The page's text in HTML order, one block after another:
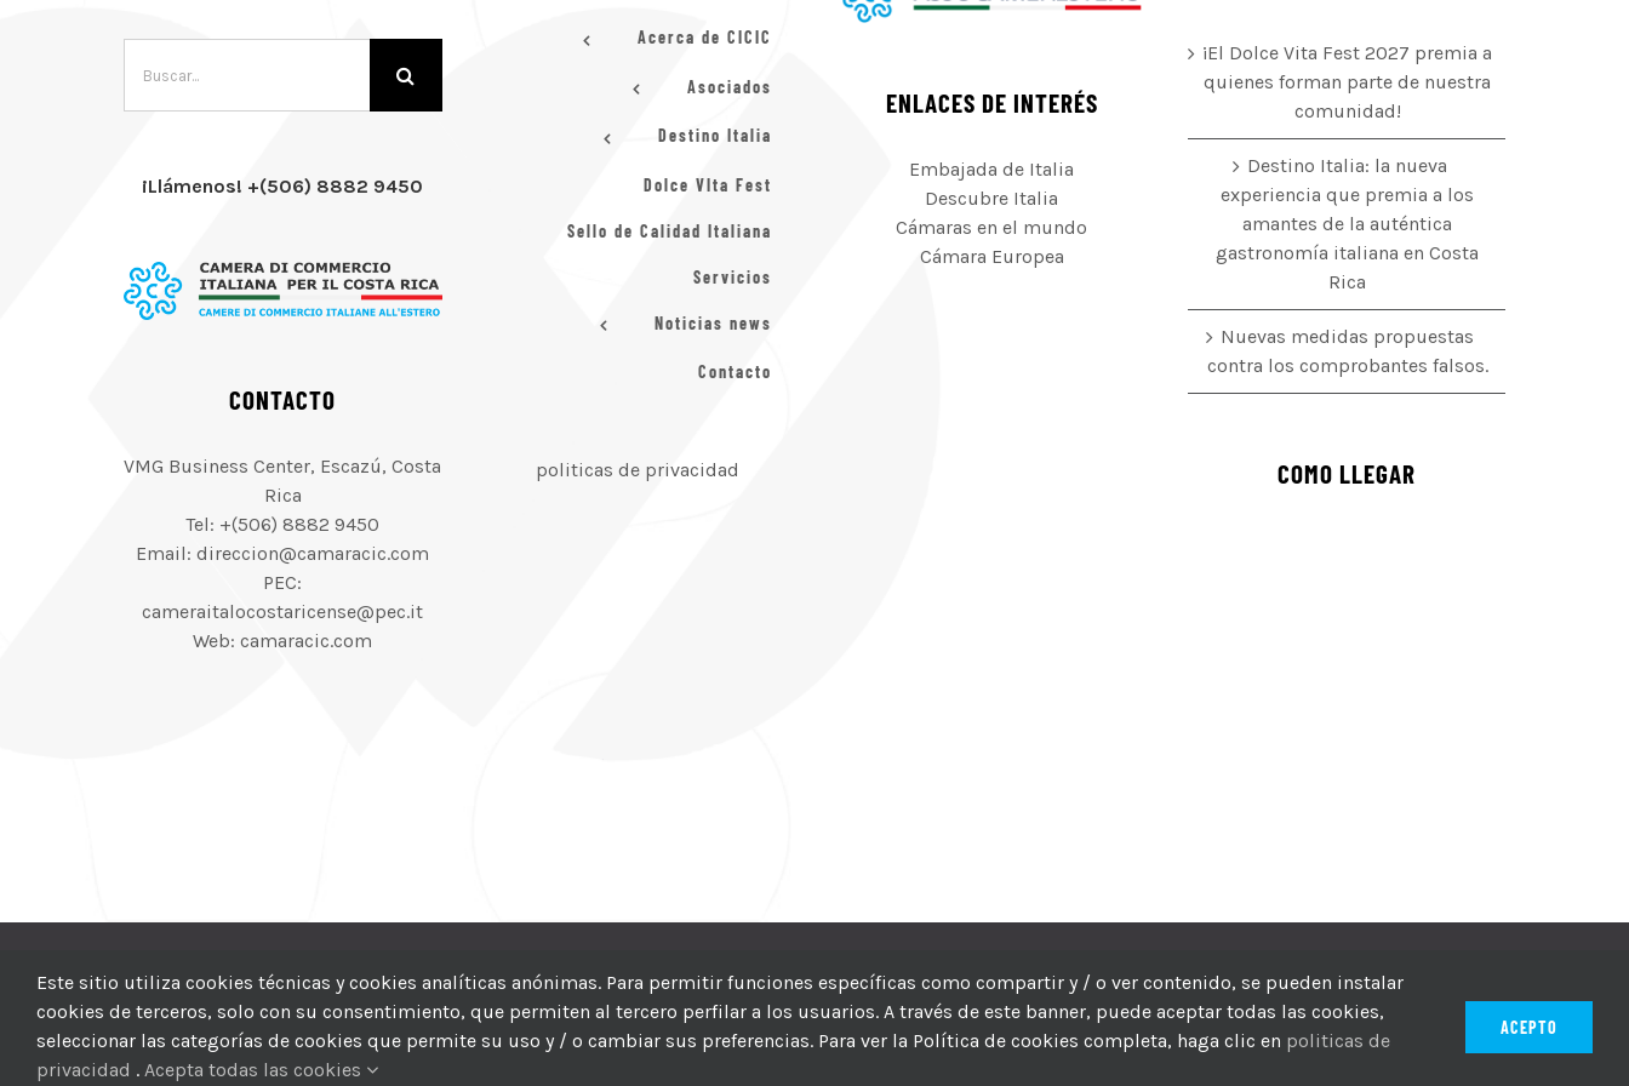
¡Llámenos! +(506) 8882 9450
CONTACTO
VMG Business Center, Escazú, Costa
Rica
Tel: +(506) 8882 9450
Email: direccion@camaracic.com
PEC:
cameraitalocostaricense@pec.it
Web: camaracic.com
Acerca de CICIC
Asociados
Destino Italia
Dolce VIta Fest
Sello de Calidad Italiana
Servicios
Noticias news
Contacto
politicas de privacidad
ENLACES DE INTERÉS
Embajada de Italia
Descubre Italia
Cámaras en el mundo
Cámara Europea
¡El Dolce Vita Fest 2027 premia a
quienes forman parte de nuestra
comunidad!
Destino Italia: la nueva
experiencia que premia a los
amantes de la auténtica
gastronomía italiana en Costa
Rica
Nuevas medidas propuestas
contra los comprobantes falsos.
COMO LLEGAR
© 2012–2025 | CICIC Hosting Para PYMES MBAGIO.COM | Todos los derechos reservados
FacebookTwitter YouTubeInstagramWhatsAppLinkedInCorreo
electrónico
Este sitio utiliza cookies técnicas y cookies analíticas anónimas. Para permitir funciones específicas como compartir y / o ver contenido, se pueden instalar
cookies de terceros, solo con su consentimiento, que permiten al tercero perfilar a los usuarios. A través de este banner, puede aceptar todas las cookies,
seleccionar las categorías de cookies que permite su uso y / o cambiar sus preferencias. Para ver la Política de cookies completa, haga clic en politicas de
privacidad . Acepta todas las cookies
ACEPTO